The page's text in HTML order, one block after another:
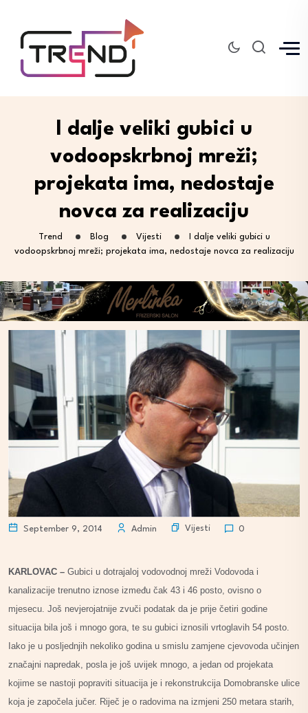
I dalje veliki gubici u
vodoopskrbnoj mreži;
projekata ima, nedostaje
novca za realizaciju
Trend Blog Vijesti
I dalje veliki gubici u
vodoopskrbnoj mreži; projekata ima, nedostaje novca za realizaciju
September 9, 2014 Admin Vijesti 0
KARLOVAC – Gubici u dotrajaloj vodovodnoj mreži Vodovoda i
kanalizacije trenutno iznose između čak 43 i 46 posto, ovisno o
mjesecu. Još nevjerojatnije zvuči podatak da je prije četiri godine
situacija bila još i mnogo gora, te su gubici iznosili vrtoglavih 54 posto.
Iako je u posljednjih nekoliko godina u smislu zamjene cjevovoda učinjen
značajni napredak, posla je još uvijek mnogo, a jedan od projekata
kojime se nastoji popraviti situacija je i rekonstrukcija Domobranske ulice
koja je započela jučer. Riječ je o radovima na izmjeni 250 metara starih,